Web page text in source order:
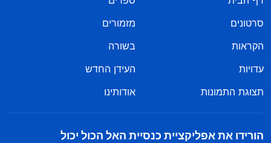
סרטונים
מזמורים
הקראות
בשורה
עדויות
העידן החדש
תצוגת התמונות
אודותינו
הורידו את אפליקציית כנסיית האל הכול יכול